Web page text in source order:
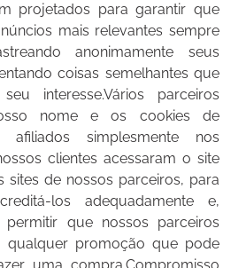
projetados para garantir que
mais relevantes sempre
anonimamente seus
coisas semelhantes que
interesse.Vários parceiros
nome e os cookies de
afiliados simplesmente nos
clientes acessaram o site
sites de nossos parceiros, para
los adequadamente e,
permitir que nossos parceiros
qualquer promoção que pode